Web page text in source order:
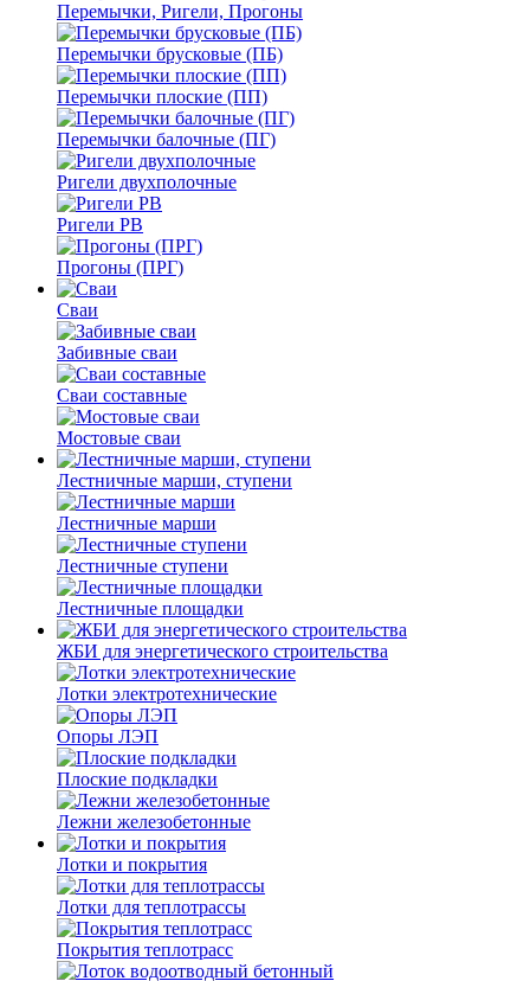
Перемычки, Ригели, Прогоны
Перемычки брусковые (ПБ)
Перемычки плоские (ПП)
Перемычки балочные (ПГ)
Ригели двухполочные
Ригели РВ
Прогоны (ПРГ)
Сваи
Забивные сваи
Сваи составные
Мостовые сваи
Лестничные марши, ступени
Лестничные марши
Лестничные ступени
Лестничные площадки
ЖБИ для энергетического строительства
Лотки электротехнические
Опоры ЛЭП
Плоские подкладки
Лежни железобетонные
Лотки и покрытия
Лотки для теплотрассы
Покрытия теплотрасс